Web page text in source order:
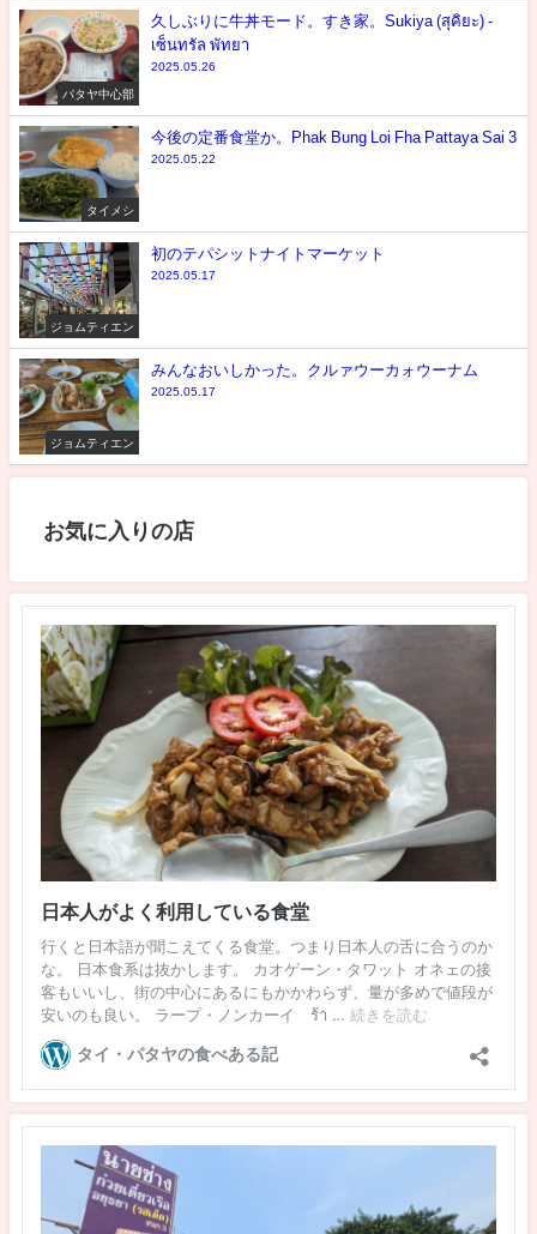
パタヤ中心部
久しぶりに牛丼モード。すき家。Sukiya (สุคิยะ) -
เซ็นทรัล พัทยา
2025.05.26
タイメシ
今後の定番食堂か。Phak Bung Loi Fha Pattaya Sai 3
2025.05.22
ジョムティエン
初のテパシットナイトマーケット
2025.05.17
ジョムティエン
みんなおいしかった。クルァウーカォウーナム
2025.05.17
お気に入りの店